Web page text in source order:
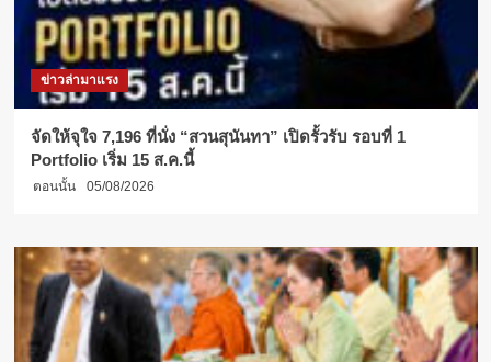
ข่าวล่ามาแรง
จัดให้จุใจ 7,196 ที่นั่ง “สวนสุนันทา” เปิดรั้วรับ รอบที่ 1
Portfolio เริ่ม 15 ส.ค.นี้
ตอนนั้น 05/08/2026